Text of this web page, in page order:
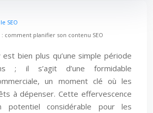
SEO
comment planifier son contenu SEO
est bien plus qu’une simple période
; il s’agit d’une formidable
un moment clé où les
à dépenser. Cette effervescence
potentiel considérable pour les